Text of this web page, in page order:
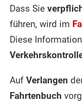
Dass Sie
führen, wird im
Diese
Auf Verlangen
Fahrtenbuch